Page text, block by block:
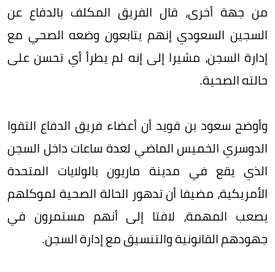
من جهة أخرى، قال الفريق المكلف بالدفاع عن
السجين السعودي إنهم يتابعون وضعه الصحي مع
إدارة السجن، مشيرا إلى إنه لم يطرأ أي تحسن على
حالته الصحية.
وأوضح سعود بن قويد أن أعضاء فريق الدفاع التقوا
الدوسري الخميس الماضي لعدة ساعات داخل السجن
الذي يقع في مدينة ماريون بالولايات المتحدة
الأمريكية، مضيفا أن تدهور الحالة الصحية لموكلهم
يصعب المهمة، لافتا إلى أنهم مستمرون في
جهودهم القانونية والتنسيق مع إدارة السجن.